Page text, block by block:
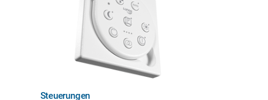
Steuerungen